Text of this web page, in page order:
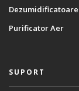
Dezumidificatoare
Purificator Aer
SUPORT